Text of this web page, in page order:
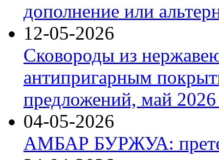
дополнение или
12-05-2026
Сковороды из
антипригарным
предложений, май 2026
04-05-2026
АМБАР БУРЖУА: